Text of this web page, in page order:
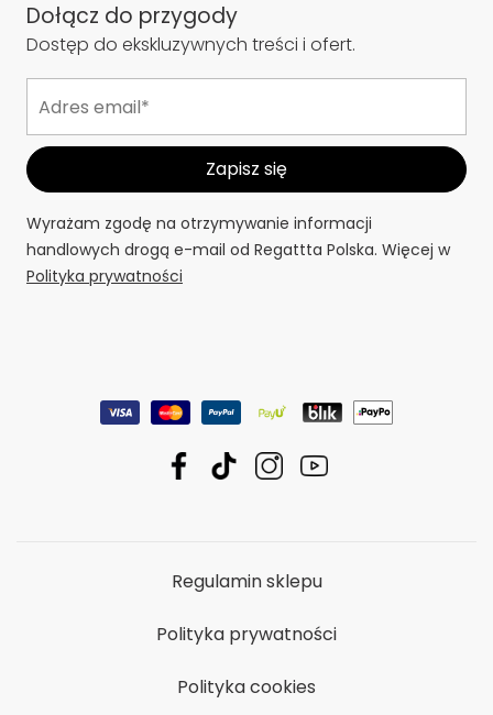
Dołącz do przygody
Dostęp do ekskluzywnych treści i ofert.
Wyrażam zgodę na otrzymywanie informacji
handlowych drogą e-mail od Regattta Polska. Więcej w
Polityka prywatności
Regulamin sklepu
Polityka prywatności
Polityka cookies